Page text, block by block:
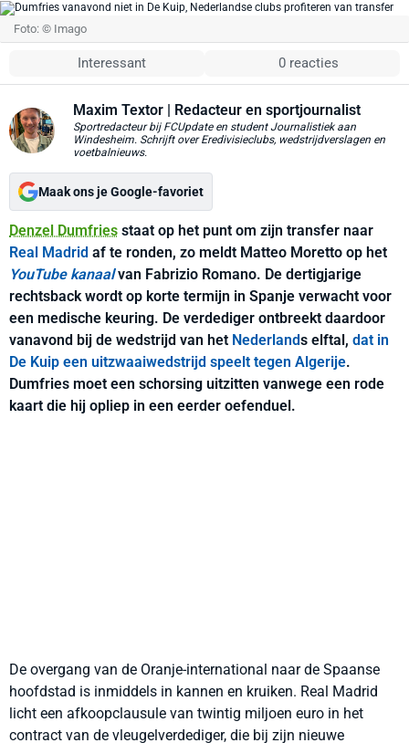
Foto: © Imago
Interessant 0 reacties
Maxim Textor | Redacteur en sportjournalist
Sportredacteur bij FCUpdate en student Journalistiek aan
Windesheim. Schrijft over Eredivisieclubs, wedstrijdverslagen en
voetbalnieuws.
Maak ons je Google-favoriet
Denzel Dumfries staat op het punt om zijn transfer naar
Real Madrid af te ronden, zo meldt Matteo Moretto op het
YouTube kanaalvan Fabrizio Romano. De dertigjarige
rechtsback wordt op korte termijn in Spanje verwacht voor
een medische keuring. De verdediger ontbreekt daardoor
vanavond bij de wedstrijd van het Nederlands elftal, dat in
De Kuip een uitzwaaiwedstrijd speelt tegen Algerije.
Dumfries moet een schorsing uitzitten vanwege een rode
kaart die hij opliep in een eerder oefenduel.
De overgang van de Oranje-international naar de Spaanse
hoofdstad is inmiddels in kannen en kruiken. Real Madrid
licht een afkoopclausule van twintig miljoen euro in het
contract van de vleugelverdediger, die bij zijn nieuwe